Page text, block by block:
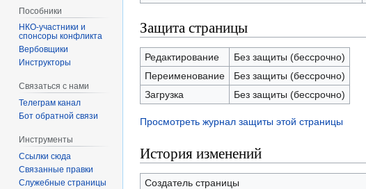
Защита страницы
Редактирование
Без защиты (бессрочно)
Переименование
Без защиты (бессрочно)
Загрузка
Без защиты (бессрочно)
Просмотреть журнал защиты этой страницы
История изменений
Создатель страницы
Пособники
спонсоры конфликта
‏‎Вербовщики
Инструкторы
Связаться с нами
Телеграм канал
Бот обратной связи
Инструменты
Ссылки сюда
Связанные правки
Служебные страницы